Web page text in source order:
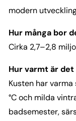
modern
Hur många bor
Cirka 2,7–2,8
Hur varmt är det
Kusten har
°C och milda
badsemester,